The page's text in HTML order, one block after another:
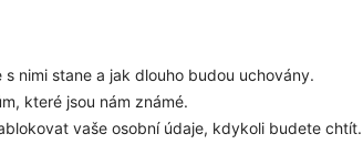
nimi stane a jak dlouho budou uchovány.
které jsou nám známé.
vaše osobní údaje, kdykoli budete chtít.